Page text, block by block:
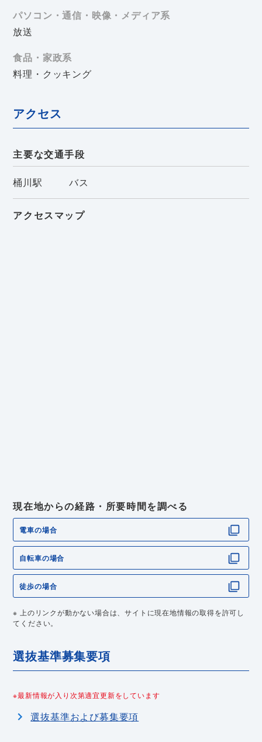
パソコン・通信・映像・メディア系
放送
食品・家政系
料理・クッキング
アクセス
主要な交通手段
桶川駅 バス
アクセスマップ
現在地からの経路・所要時間を調べる
電車の場合
自転車の場合
徒歩の場合
※ 上のリンクが動かない場合は、サイトに現在地情報の取得を許可し
てください。
選抜基準募集要項
※最新情報が入り次第適宜更新をしています
選抜基準および募集要項